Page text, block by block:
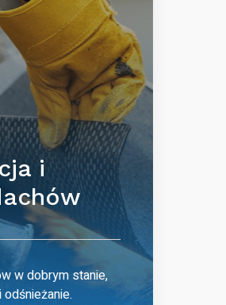
i
w dobrym stanie,